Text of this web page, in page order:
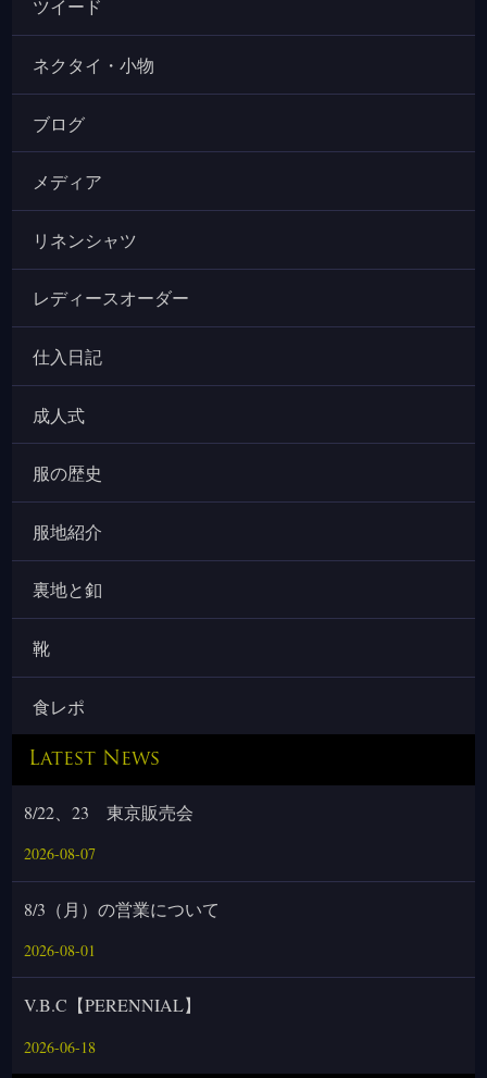
ツイード
ネクタイ・小物
ブログ
メディア
リネンシャツ
レディースオーダー
仕入日記
成人式
服の歴史
服地紹介
裏地と釦
靴
食レポ
Latest News
8/22、23 東京販売会
2026-08-07
8/3（月）の営業について
2026-08-01
V.B.C【PERENNIAL】
2026-06-18